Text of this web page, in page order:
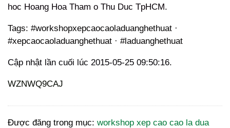
hoc Hoang Hoa Tham o Thu Duc TpHCM.
Tags: #workshopxepcaocaoladuanghethuat ·
#xepcaocaoladuanghethuat · #laduanghethuat
Cập nhật lần cuối lúc 2015-05-25 09:50:16.
WZNWQ9CAJ
Được đăng trong mục: workshop xep cao cao la dua